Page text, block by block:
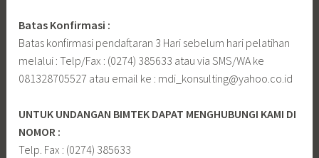
Batas Konfirmasi :
Batas konfirmasi pendaftaran 3 Hari sebelum hari pelatihan
melalui : Telp/Fax : (0274) 385633 atau via SMS/WA ke
081328705527 atau email ke : mdi_konsulting@yahoo.co.id
UNTUK UNDANGAN BIMTEK DAPAT MENGHUBUNGI KAMI DI
NOMOR :
Telp. Fax : (0274) 385633